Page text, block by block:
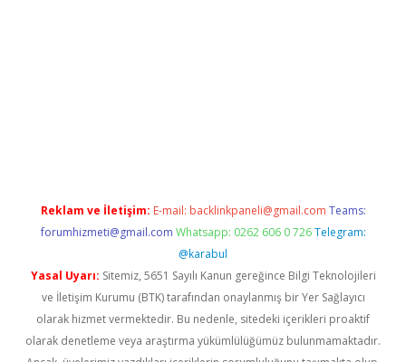
Reklam ve İletişim: E-mail: backlinkpaneli@gmail.com Teams:
forumhizmeti@gmail.com Whatsapp: 0262 606 0 726 Telegram:
@karabul
Yasal Uyarı: Sitemiz, 5651 Sayılı Kanun gereğince Bilgi Teknolojileri
ve İletişim Kurumu (BTK) tarafından onaylanmış bir Yer Sağlayıcı
olarak hizmet vermektedir. Bu nedenle, sitedeki içerikleri proaktif
olarak denetleme veya araştırma yükümlülüğümüz bulunmamaktadır.